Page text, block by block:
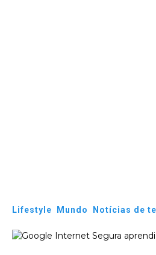
Lifestyle Mundo Notícias de